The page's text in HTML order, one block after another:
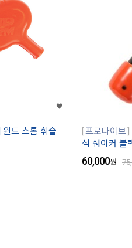
윈드 스톰 휘슬 프로다이브
석 쉐이커 블
60,000원